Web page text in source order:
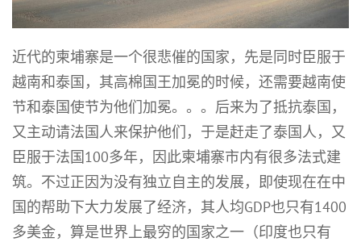
近代的柬埔寨是一个很悲催的国家，先是同时臣服于
越南和泰国，其高棉国王加冕的时候，还需要越南使
节和泰国使节为他们加冕。。。后来为了抵抗泰国，
又主动请法国人来保护他们，于是赶走了泰国人，又
臣服于法国100多年，因此柬埔寨市内有很多法式建
筑。不过正因为没有独立自主的发展，即使现在在中
国的帮助下大力发展了经济，其人均GDP也只有1400
多美金，算是世界上最穷的国家之一（印度也只有